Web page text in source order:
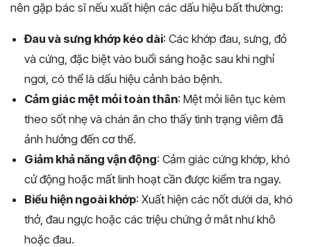
nên gặp bác sĩ nếu xuất hiện các dấu hiệu bất thường:
Đau và sưng khớp kéo dài: Các khớp đau, sưng, đỏ
và cứng, đặc biệt vào buổi sáng hoặc sau khi nghỉ
ngơi, có thể là dấu hiệu cảnh báo bệnh.
Cảm giác mệt mỏi toàn thân: Mệt mỏi liên tục kèm
theo sốt nhẹ và chán ăn cho thấy tình trạng viêm đã
ảnh hưởng đến cơ thể.
Giảm khả năng vận động: Cảm giác cứng khớp, khó
cử động hoặc mất linh hoạt cần được kiểm tra ngay.
Biểu hiện ngoài khớp: Xuất hiện các nốt dưới da, khó
thở, đau ngực hoặc các triệu chứng ở mắt như khô
hoặc đau.